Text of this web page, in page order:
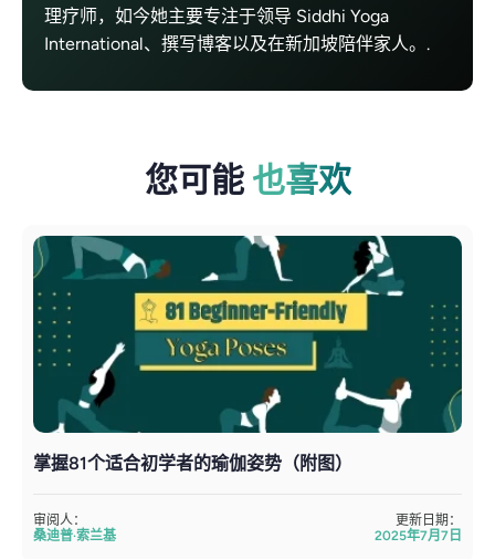
理疗师，如今她主要专注于领导 Siddhi Yoga
International、撰写博客以及在新加坡陪伴家人。.
您可能 也喜欢
掌握81个适合初学者的瑜伽姿势（附图）
审阅人：
桑迪普·索兰基
更新日期：
2025年7月7日